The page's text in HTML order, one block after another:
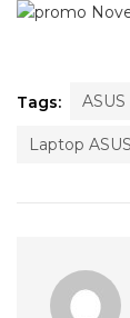
Tags:
Laptop